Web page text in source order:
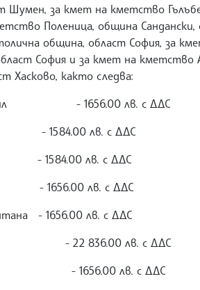
Шумен, за кмет на кметство
Поленица, община Сандански,
община, област София, за
София и за кмет на кметство
Хасково, както следва:
- 1656.00 лв. с ДДС
- 1584.00 лв. с ДДС
- 1584.00 лв. с ДДС
- 1656.00 лв. с ДДС
- 1656.00 лв. с ДДС
- 22 836.00 лв. с ДДС
- 1656.00 лв. с ДДС